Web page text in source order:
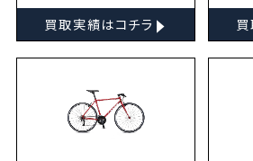
買取実績はコチラ ▸